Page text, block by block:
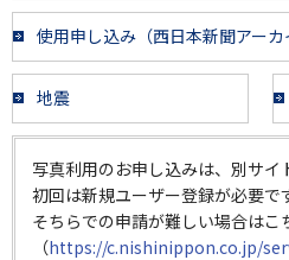
使用申し込み（西日本新聞アーカ
地震
写真利用のお申し込みは、別サ
初回は新規ユーザー登録が必要で
そちらでの申請が難しい場合はこ
（https://c.nishinippon.co.jp/